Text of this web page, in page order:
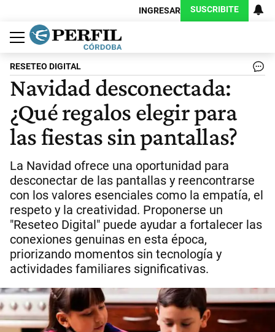
INGRESAR SUSCRIBITE
Política
Economía
Judiciales
Sociedad
Cultura
Espectáculos
Deportes
Protagonistas
RESETEO DIGITAL
Navidad desconectada:
¿Qué regalos elegir para
las fiestas sin pantallas?
La Navidad ofrece una oportunidad para
desconectar de las pantallas y reencontrarse
con los valores esenciales como la empatía, el
respeto y la creatividad. Proponerse un
"Reseteo Digital" puede ayudar a fortalecer las
conexiones genuinas en esta época,
priorizando momentos sin tecnología y
actividades familiares significativas.